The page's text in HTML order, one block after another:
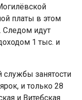
платы в этом
Следом идут
1 тыс. и
службы занятости
и только 28
и Витебская